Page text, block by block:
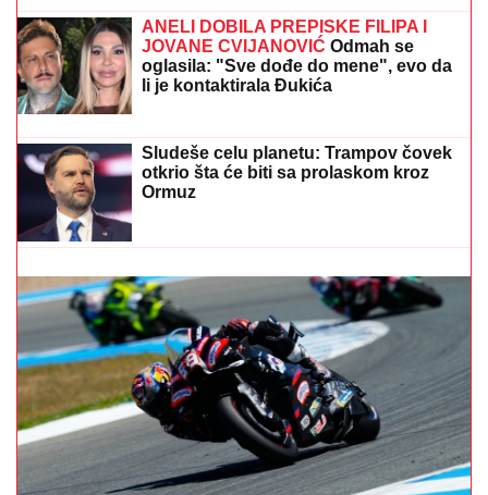
"HITNO PODNOSIMO PRIJAVU ZA
KRIVIČNO DELO"Oglasio se advokat
Jelene Radanović nakon jezivih pretnji
koje je dobila od Ane Nikolić: "To je
OŽENIO SE DEJAN STANKOVIĆ KRALJ!
otkrila kako se oseća nakon venčanja: "Zaljubljena
sam", tu su njegovi roditelji i sestra (VIDEO)
"HOĆEŠ TI DA SE SKIDAŠ ILI JA DA
TE SKINEM?" Pevačica doživela
jezivo zlostavljanje, o traumi samo
jednom govorila: "Ceo dan sam bila